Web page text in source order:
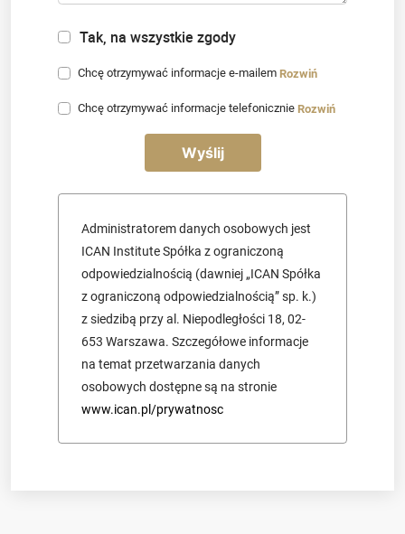
Tak, na wszystkie zgody
Chcę otrzymywać informacje e-mailemRozwiń
Chcę otrzymywać informacje telefonicznieRozwiń
Wyślij
Administratorem danych osobowych jest
ICAN Institute Spółka z ograniczoną
odpowiedzialnością (dawniej „ICAN Spółka
z ograniczoną odpowiedzialnością” sp. k.)
z siedzibą przy al. Niepodległości 18, 02-
653 Warszawa. Szczegółowe informacje
na temat przetwarzania danych
osobowych dostępne są na stronie
www.ican.pl/prywatnosc